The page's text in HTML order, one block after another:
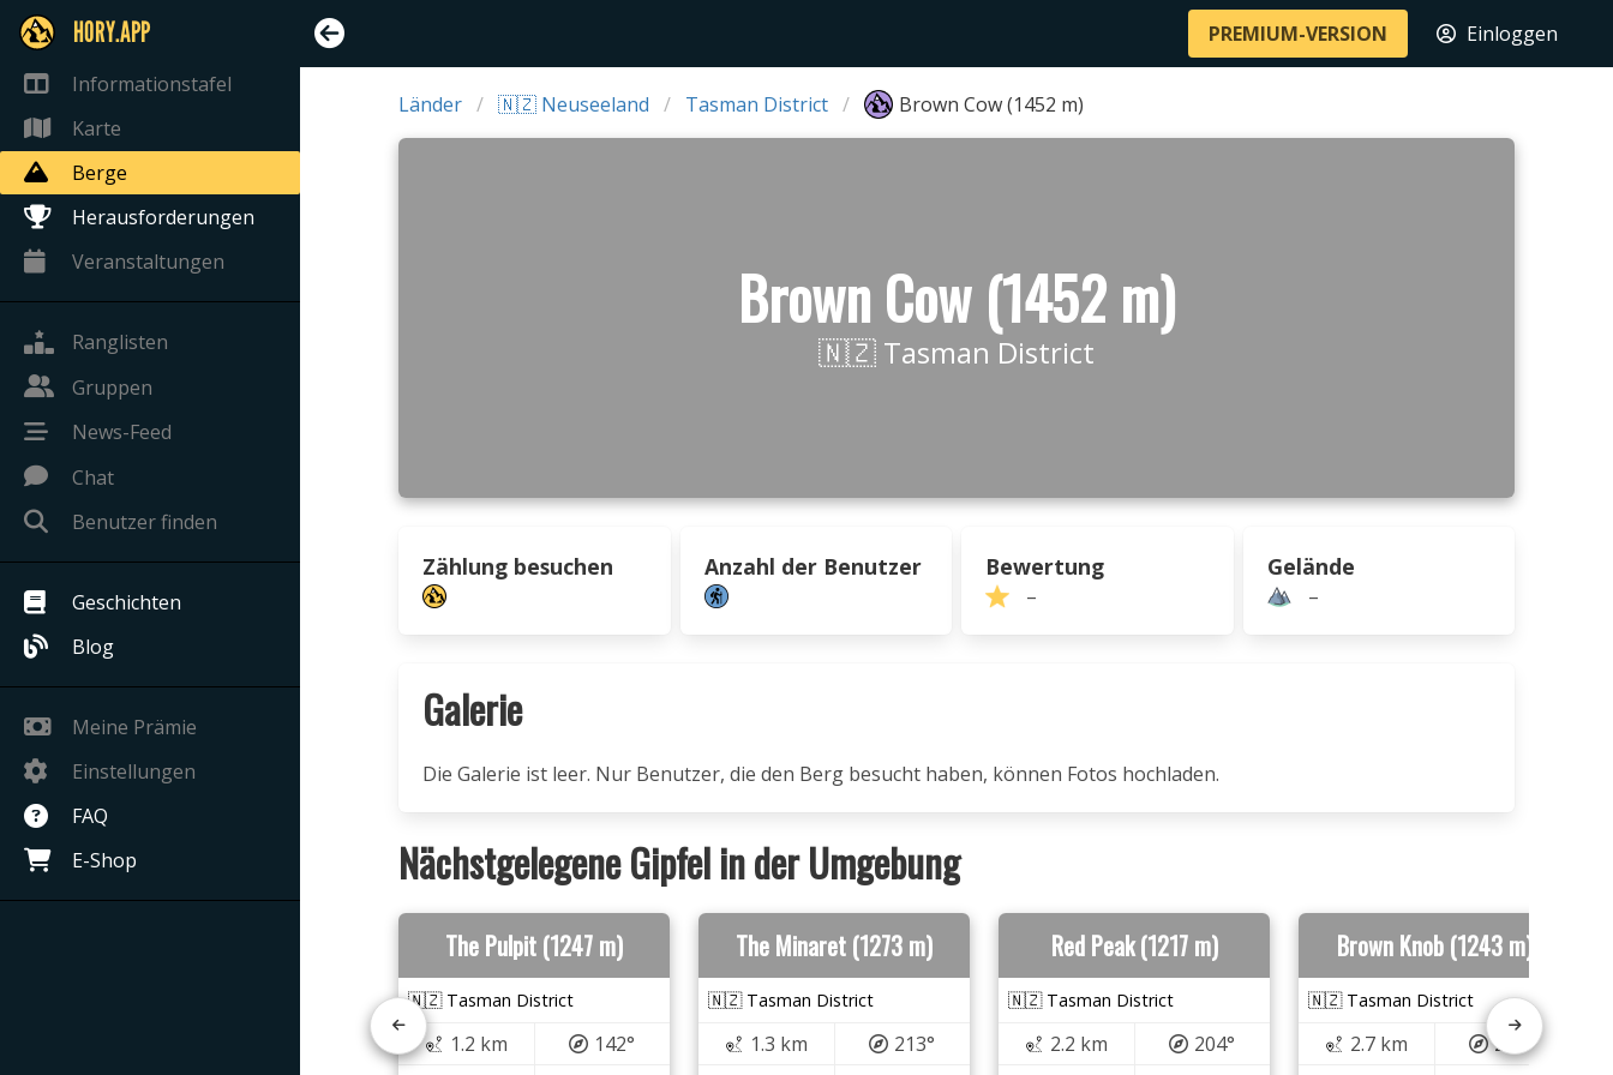
HORY.APP
Informationstafel
Karte
Berge
Herausforderungen
Veranstaltungen
Ranglisten
Gruppen
News-Feed
Chat
Benutzer finden
Geschichten
Blog
Meine Prämie
Einstellungen
FAQ
E-Shop
PREMIUM-VERSION Einloggen
Länder 🇳🇿 Neuseeland Tasman District Brown Cow (1452 m)
Brown Cow (1452 m)
🇳🇿 Tasman District
Zählung besuchen Anzahl der Benutzer Bewertung
–
Gelände
–
Galerie
Die Galerie ist leer. Nur Benutzer, die den Berg besucht haben, können Fotos hochladen.
Nächstgelegene Gipfel in der Umgebung
The Pulpit (1247 m)
🇳🇿 Tasman District
1.2 km
142°
The Minaret (1273 m)
🇳🇿 Tasman District
1.3 km
213°
Red Peak (1217 m)
🇳🇿 Tasman District
2.2 km
204°
Brown Knob (1243 m)
🇳🇿 Tasman District
2.7 km
206°